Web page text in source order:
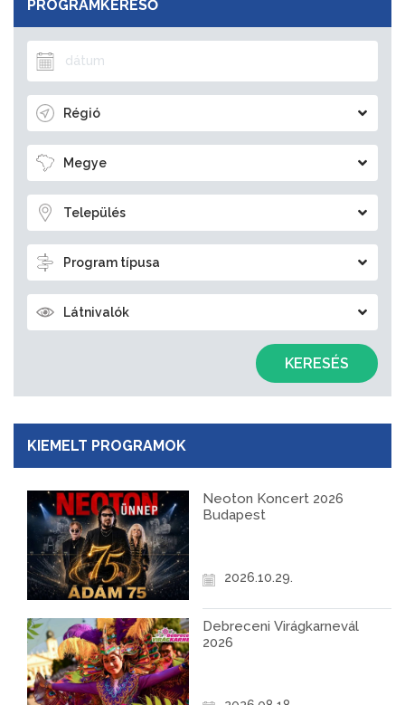
PROGRAMKERESŐ
Régió
Megye
Település
Program típusa
Látnivalók
KERESÉS
KIEMELT PROGRAMOK
Neoton Koncert 2026
Budapest
2026.10.29.
Debreceni Virágkarnevál
2026